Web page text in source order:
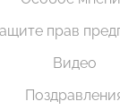
прав
Видео